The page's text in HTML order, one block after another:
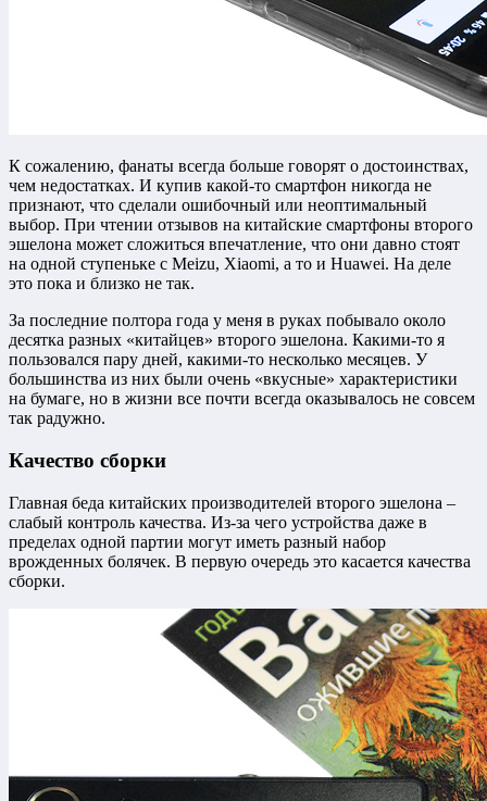
К сожалению, фанаты всегда больше говорят о достоинствах,
чем недостатках. И купив какой-то смартфон никогда не
признают, что сделали ошибочный или неоптимальный
выбор. При чтении отзывов на китайские смартфоны второго
эшелона может сложиться впечатление, что они давно стоят
на одной ступеньке с Meizu, Xiaomi, а то и Huawei. На деле
это пока и близко не так.
За последние полтора года у меня в руках побывало около
десятка разных «китайцев» второго эшелона. Какими-то я
пользовался пару дней, какими-то несколько месяцев. У
большинства из них были очень «вкусные» характеристики
на бумаге, но в жизни все почти всегда оказывалось не совсем
так радужно.
Качество сборки
Главная беда китайских производителей второго эшелона –
слабый контроль качества. Из-за чего устройства даже в
пределах одной партии могут иметь разный набор
врожденных болячек. В первую очередь это касается качества
сборки.